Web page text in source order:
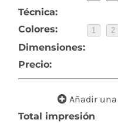
Técnica:
Colores:
1 2
Dimensiones:
Precio:
Añadir una
Total impresión